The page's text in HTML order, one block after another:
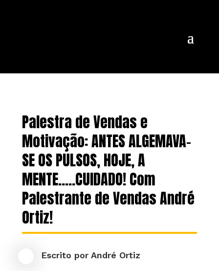
Palestra de Vendas e
Motivação: ANTES ALGEMAVA-
SE OS PULSOS, HOJE, A
MENTE…..CUIDADO! Com
Palestrante de Vendas André
Ortiz!
Escrito por André Ortiz